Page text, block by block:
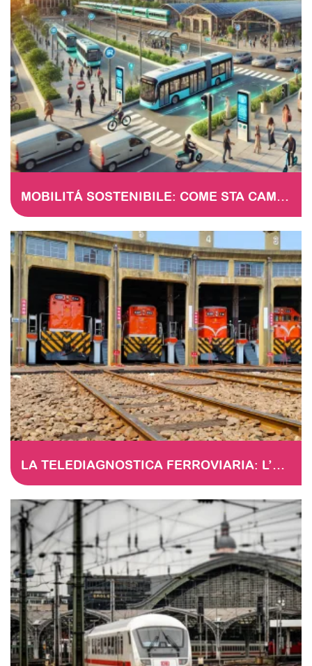
MOBILITÁ SOSTENIBILE: COME STA CAMBIANDO IL PANORAMA EUROPEO
LA TELEDIAGNOSTICA FERROVIARIA: L’EVOLUZIONE DELLA MANUTENZIONE ATTRAVERSO L’ANALISI DEI DATI